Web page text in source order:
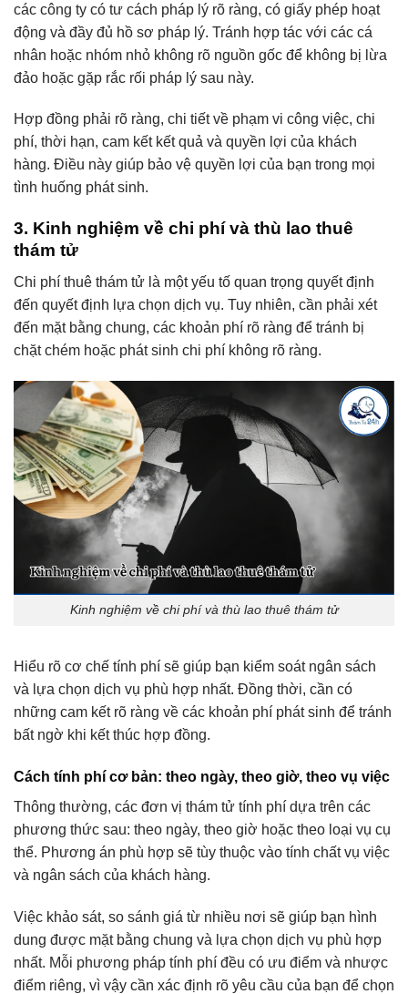
các công ty có tư cách pháp lý rõ ràng, có giấy phép hoạt
động và đầy đủ hồ sơ pháp lý. Tránh hợp tác với các cá
nhân hoặc nhóm nhỏ không rõ nguồn gốc để không bị lừa
đảo hoặc gặp rắc rối pháp lý sau này.
Hợp đồng phải rõ ràng, chi tiết về phạm vi công việc, chi
phí, thời hạn, cam kết kết quả và quyền lợi của khách
hàng. Điều này giúp bảo vệ quyền lợi của bạn trong mọi
tình huống phát sinh.
3. Kinh nghiệm về chi phí và thù lao thuê
thám tử
Chi phí thuê thám tử là một yếu tố quan trọng quyết định
đến quyết định lựa chọn dịch vụ. Tuy nhiên, cần phải xét
đến mặt bằng chung, các khoản phí rõ ràng để tránh bị
chặt chém hoặc phát sinh chi phí không rõ ràng.
Kinh nghiệm về chi phí và thù lao thuê thám tử
Hiểu rõ cơ chế tính phí sẽ giúp bạn kiểm soát ngân sách
và lựa chọn dịch vụ phù hợp nhất. Đồng thời, cần có
những cam kết rõ ràng về các khoản phí phát sinh để tránh
bất ngờ khi kết thúc hợp đồng.
Cách tính phí cơ bản: theo ngày, theo giờ, theo vụ việc
Thông thường, các đơn vị thám tử tính phí dựa trên các
phương thức sau: theo ngày, theo giờ hoặc theo loại vụ cụ
thể. Phương án phù hợp sẽ tùy thuộc vào tính chất vụ việc
và ngân sách của khách hàng.
Việc khảo sát, so sánh giá từ nhiều nơi sẽ giúp bạn hình
dung được mặt bằng chung và lựa chọn dịch vụ phù hợp
nhất. Mỗi phương pháp tính phí đều có ưu điểm và nhược
điểm riêng, vì vậy cần xác định rõ yêu cầu của bạn để chọn